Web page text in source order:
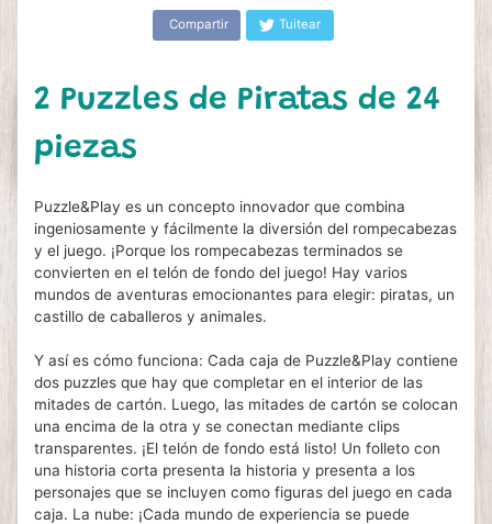
Compartir Tuitear
2 Puzzles de Piratas de 24
piezas
Puzzle&Play es un concepto innovador que combina
ingeniosamente y fácilmente la diversión del rompecabezas
y el juego. ¡Porque los rompecabezas terminados se
convierten en el telón de fondo del juego! Hay varios
mundos de aventuras emocionantes para elegir: piratas, un
castillo de caballeros y animales.
Y así es cómo funciona: Cada caja de Puzzle&Play contiene
dos puzzles que hay que completar en el interior de las
mitades de cartón. Luego, las mitades de cartón se colocan
una encima de la otra y se conectan mediante clips
transparentes. ¡El telón de fondo está listo! Un folleto con
una historia corta presenta la historia y presenta a los
personajes que se incluyen como figuras del juego en cada
caja. La nube: ¡Cada mundo de experiencia se puede